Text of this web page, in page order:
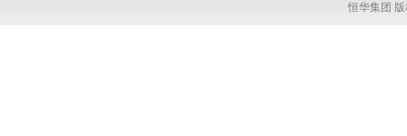
恒华集团 版